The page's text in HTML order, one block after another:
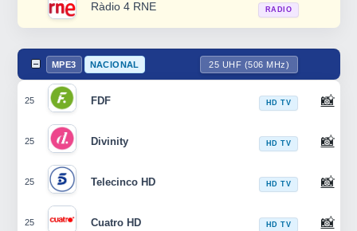
Ràdio 4 RNE RADIO
MPE3 NACIONAL 25 UHF (506 MHz)
25 FDF HD TV 📸
25 Divinity HD TV 📸
25 Telecinco HD HD TV 📸
25 Cuatro HD HD TV 📸